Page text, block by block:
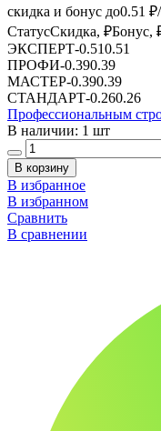
скидка и бонус до0.51
СтатусСкидка, ₽Бонус,
ЭКСПЕРТ-0.510.51
ПРОФИ-0.390.39
МАСТЕР-0.390.39
СТАНДАРТ-0.260.26
Профессиональным
В наличии: 1 шт
В корзину
В избранное
В избранном
Сравнить
В сравнении